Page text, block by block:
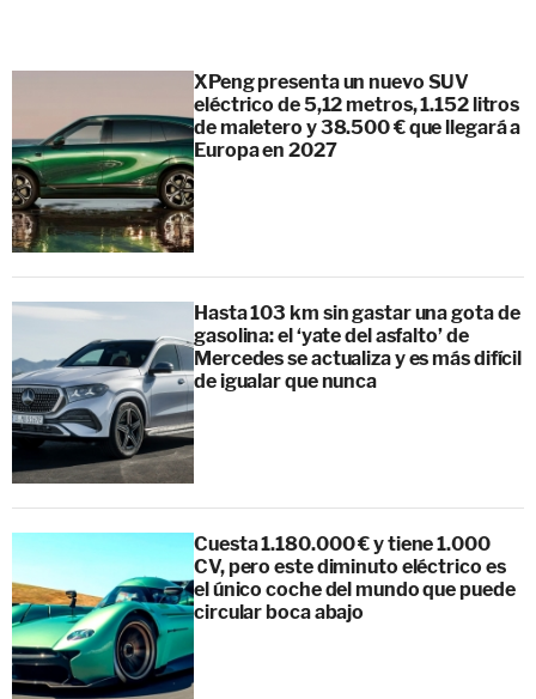
XPeng presenta un nuevo SUV
eléctrico de 5,12 metros, 1.152 litros
de maletero y 38.500 € que llegará a
Europa en 2027
Hasta 103 km sin gastar una gota de
gasolina: el ‘yate del asfalto’ de
Mercedes se actualiza y es más difícil
de igualar que nunca
Cuesta 1.180.000 € y tiene 1.000
CV, pero este diminuto eléctrico es
el único coche del mundo que puede
circular boca abajo